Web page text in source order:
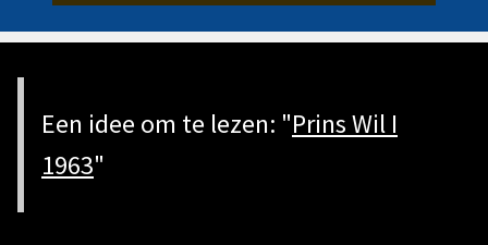
Een idee om te lezen: "Prins Wil I
1963"